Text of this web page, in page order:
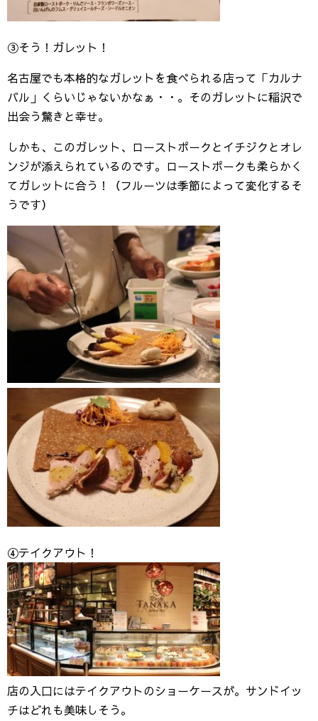
③そう！ガレット！
名古屋でも本格的なガレットを食べられる店って「カルナ
バル」くらいじゃないかなぁ・・。そのガレットに稲沢で
出会う驚きと幸せ。
しかも、このガレット、ローストポークとイチジクとオレ
ンジが添えられているのです。ローストポークも柔らかく
てガレットに合う！（フルーツは季節によって変化するそ
うです）
④テイクアウト！
店の入口にはテイクアウトのショーケースが。サンドイッ
チはどれも美味しそう。